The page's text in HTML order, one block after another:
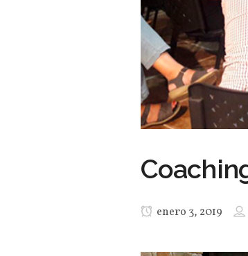
enero 3, 2019